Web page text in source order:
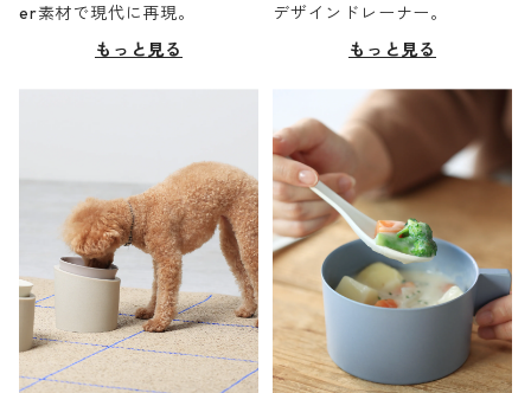
er素材で現代に再現。
もっと見る
デザインドレーナー。
もっと見る